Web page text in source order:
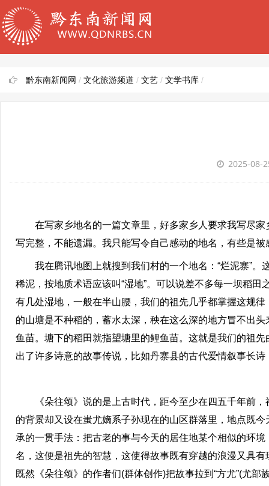
黔东南新闻网 / 文化旅游频道 / 文艺 / 文学书库 /
2025-08-
在写家乡地名的一篇文章里，好多家乡人要求我写尽家
写完整，不能遗漏。我只能写令自己感动的地名，有些是
我在腾讯地图上就搜到我们村的一个地名：“烂泥寨”。
稀泥，按地质术语应该叫“湿地”。可以说差不多每一坝稻田
有几处湿地，一般在半山腰，我们的祖先几乎都掌握这规
的山塘是不种稻的，蓄水太深，秧在这么深的地方冒不出
鱼苗。塘下的稻田就指望塘里的鲤鱼苗。这就是我们的祖
出了许多诗意的故事传说，比如丹寨县的古代爱情叙事长诗
《朵往颂》说的是上古时代，距今至少在四五千年前，
的背景却又设在蚩尤嫡系子孙现在的山区群落里，地点既
承的一贯手法：把古老的事与今天的居住地某个相似的环
名，这便是祖先的智慧，这使得故事既有穿越的浪漫又具
既然《朵往颂》的作者们(群体创作)把故事拉到“方尤”(尤